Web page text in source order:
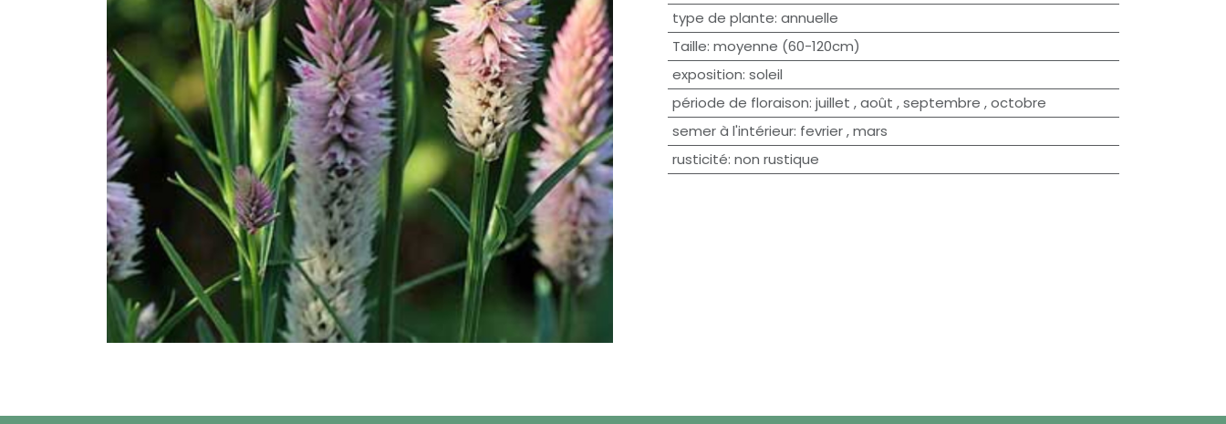
type de plante: annuelle
Taille: moyenne (60-120cm)
exposition: soleil
période de floraison: juillet ,août ,septembre ,octobre
semer à l'intérieur: fevrier,mars
rusticité: non rustique